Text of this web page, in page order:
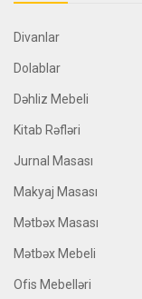
Divanlar
Dolablar
Dəhliz Mebeli
Kitab Rəfləri
Jurnal Masası
Makyaj Masası
Mətbəx Masası
Mətbəx Mebeli
Ofis Mebelləri